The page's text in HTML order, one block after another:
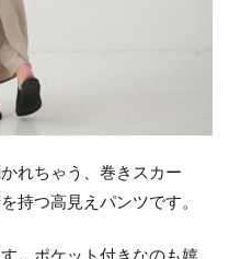
れちゃう、巻きスカー
持つ高見えパンツです。